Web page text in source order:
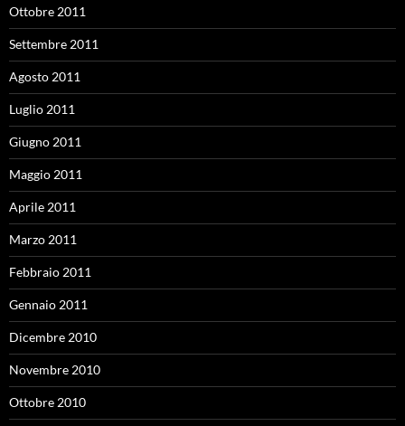
Ottobre 2011
Settembre 2011
Agosto 2011
Luglio 2011
Giugno 2011
Maggio 2011
Aprile 2011
Marzo 2011
Febbraio 2011
Gennaio 2011
Dicembre 2010
Novembre 2010
Ottobre 2010